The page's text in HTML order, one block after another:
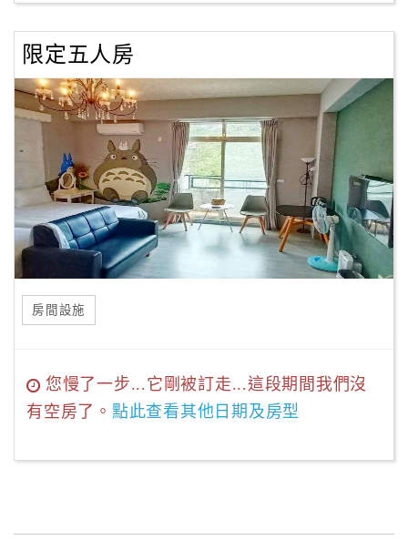
限定五人房
房間設施
您慢了一步...它剛被訂走...這段期間我們沒
有空房了。 點此查看其他日期及房型